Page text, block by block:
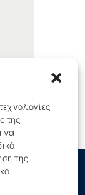
της
να
της